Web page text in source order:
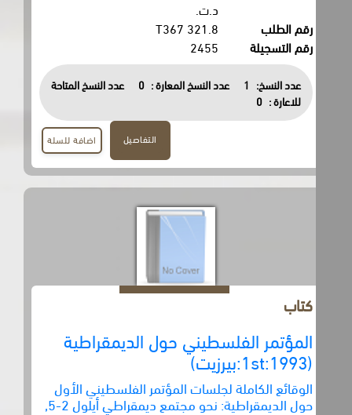
رقم الطلب
رقم التسجيلة
2455
عدد النسخ: 1 عدد النسخ المعارة : 0
عدد النسخ المتاحة
للاعارة :
0
اضافة للسلة
المؤتمر الفلسطيني حول الديمقراطية
الوقائع الكاملة لجلسات المؤتمر الفلسطيني الأول
حول الديمقراطية: نحو مجتمع ديمقراطي أيلول 2-5,